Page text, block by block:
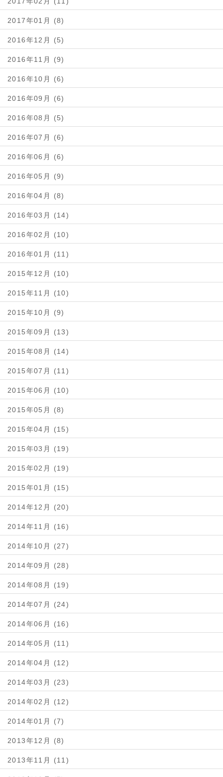
2017年01月 (8)
2016年12月 (5)
2016年11月 (9)
2016年10月 (6)
2016年09月 (6)
2016年08月 (5)
2016年07月 (6)
2016年06月 (6)
2016年05月 (9)
2016年04月 (8)
2016年03月 (14)
2016年02月 (10)
2016年01月 (11)
2015年12月 (10)
2015年11月 (10)
2015年10月 (9)
2015年09月 (13)
2015年08月 (14)
2015年07月 (11)
2015年06月 (10)
2015年05月 (8)
2015年04月 (15)
2015年03月 (19)
2015年02月 (19)
2015年01月 (15)
2014年12月 (20)
2014年11月 (16)
2014年10月 (27)
2014年09月 (28)
2014年08月 (19)
2014年07月 (24)
2014年06月 (16)
2014年05月 (11)
2014年04月 (12)
2014年03月 (23)
2014年02月 (12)
2014年01月 (7)
2013年12月 (8)
2013年11月 (11)